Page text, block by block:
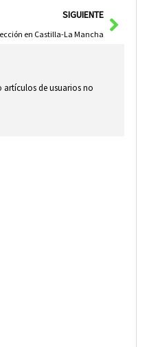
SIGUIENTE
en Castilla-La Mancha
artículos de usuarios no